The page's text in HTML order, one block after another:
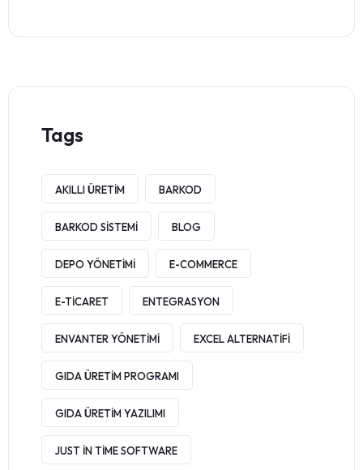
Tags
AKILLI ÜRETIM BARKOD
BARKOD SISTEMI BLOG
DEPO YÖNETIMI E-COMMERCE
E-TICARET ENTEGRASYON
ENVANTER YÖNETIMI EXCEL ALTERNATIFI
GIDA ÜRETIM PROGRAMI
GIDA ÜRETIM YAZILIMI
JUST IN TIME SOFTWARE